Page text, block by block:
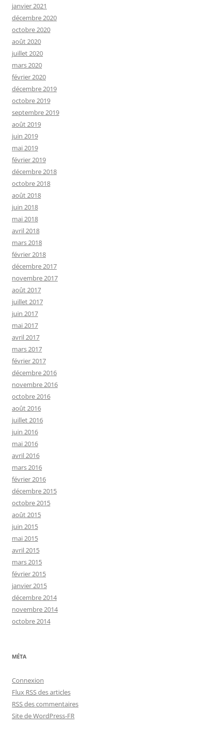
janvier 2021
décembre 2020
octobre 2020
août 2020
juillet 2020
mars 2020
février 2020
décembre 2019
octobre 2019
septembre 2019
août 2019
juin 2019
mai 2019
février 2019
décembre 2018
octobre 2018
août 2018
juin 2018
mai 2018
avril 2018
mars 2018
février 2018
décembre 2017
novembre 2017
août 2017
juillet 2017
juin 2017
mai 2017
avril 2017
mars 2017
février 2017
décembre 2016
novembre 2016
octobre 2016
août 2016
juillet 2016
juin 2016
mai 2016
avril 2016
mars 2016
février 2016
décembre 2015
octobre 2015
août 2015
juin 2015
mai 2015
avril 2015
mars 2015
février 2015
janvier 2015
décembre 2014
novembre 2014
octobre 2014
MÉTA
Connexion
Flux RSSdes articles
RSSdes commentaires
Site de WordPress-FR